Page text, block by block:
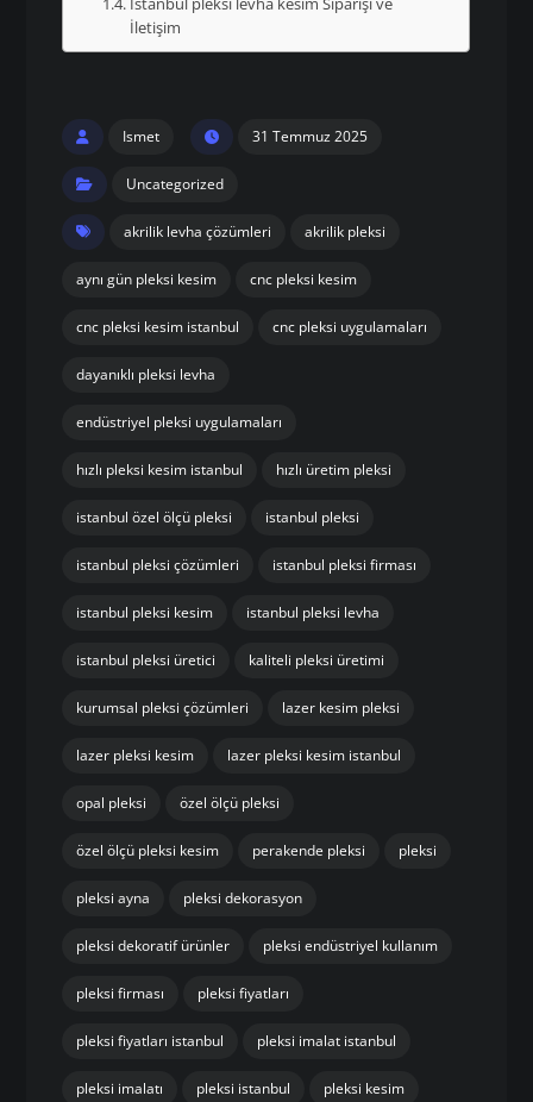
İletişim
Ismet 31 Temmuz 2025
Uncategorized
akrilik levha çözümleri akrilik pleksi
aynı gün pleksi kesim cnc pleksi kesim
cnc pleksi kesim istanbul cnc pleksi uygulamaları
dayanıklı pleksi levha
endüstriyel pleksi uygulamaları
hızlı pleksi kesim istanbul hızlı üretim pleksi
istanbul özel ölçü pleksi istanbul pleksi
istanbul pleksi çözümleri istanbul pleksi firması
istanbul pleksi kesim istanbul pleksi levha
istanbul pleksi üretici kaliteli pleksi üretimi
kurumsal pleksi çözümleri lazer kesim pleksi
lazer pleksi kesim lazer pleksi kesim istanbul
opal pleksi özel ölçü pleksi
özel ölçü pleksi kesim perakende pleksi pleksi
pleksi ayna pleksi dekorasyon
pleksi dekoratif ürünler pleksi endüstriyel kullanım
pleksi firması pleksi fiyatları
pleksi fiyatları istanbul pleksi imalat istanbul
pleksi imalatı pleksi istanbul pleksi kesim